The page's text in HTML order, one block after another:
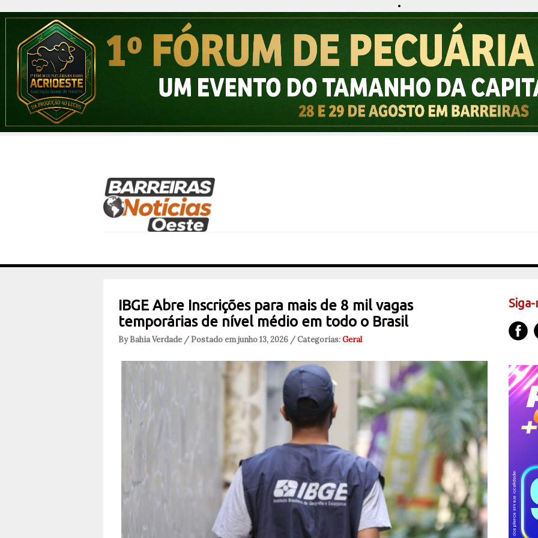
IBGE Abre Inscrições para mais de 8 mil vagas
temporárias de nível médio em todo o Brasil
By Bahia Verdade / Postado em junho 13, 2026 / Categorias:Geral